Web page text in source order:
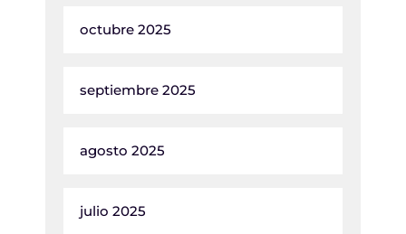
octubre 2025
septiembre 2025
agosto 2025
julio 2025